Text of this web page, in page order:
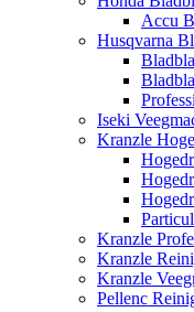
Accu
Husqvarna
Iseki
Kranzle
Kranzle
Kranzle
Kranzle
Pellenc